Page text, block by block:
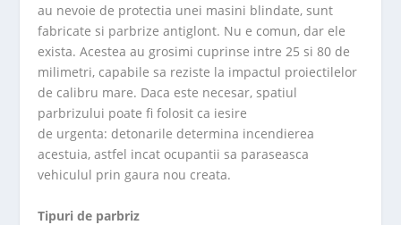
au nevoie de protectia unei masini blindate, sunt
fabricate si parbrize antiglont. Nu e comun, dar ele
exista. Acestea au grosimi cuprinse intre 25 si 80 de
milimetri, capabile sa reziste la impactul proiectilelor
de calibru mare. Daca este necesar, spatiul
parbrizului poate fi folosit ca iesire
de urgenta: detonarile determina incendierea
acestuia, astfel incat ocupantii sa paraseasca
vehiculul prin gaura nou creata.
Tipuri de parbriz